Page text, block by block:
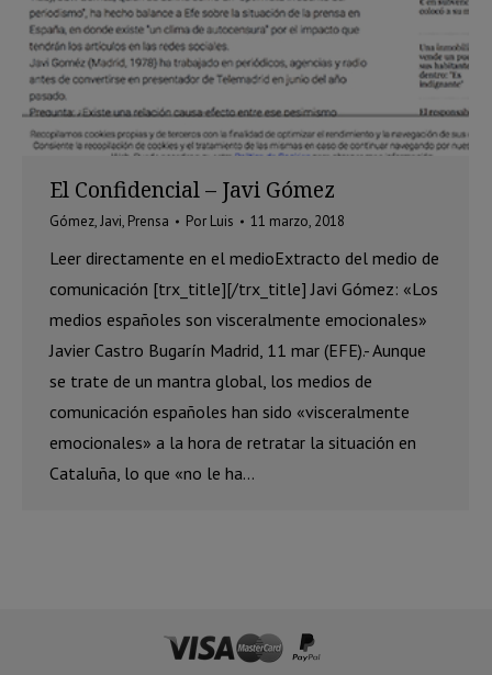
El Confidencial – Javi Gómez
Gómez, Javi, Prensa Por Luis 11 marzo, 2018
Leer directamente en el medioExtracto del medio de
comunicación [trx_title][/trx_title] Javi Gómez: «Los
medios españoles son visceralmente emocionales»
Javier Castro Bugarín Madrid, 11 mar (EFE).- Aunque
se trate de un mantra global, los medios de
comunicación españoles han sido «visceralmente
emocionales» a la hora de retratar la situación en
Cataluña, lo que «no le ha…